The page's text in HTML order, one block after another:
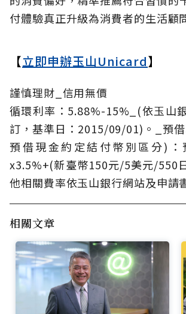
付體驗真正升級為消費者的生活顧
【立即申辦玉山Unicard】
謹慎理財_信用無價
循環利率：5.88%-15%_(依玉山
訂，基準日：2015/09/01)。_預
預借現金約定結付幣別區分)：
x3.5%+(新臺幣150元/5美元/550
他相關費率依玉山銀行網站及申請
相關文章